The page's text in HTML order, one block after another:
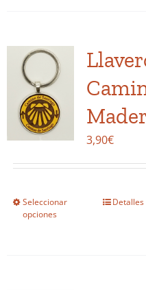
Las
se
pueden
elegir
la
de
3,90€
Seleccionar
opciones
EsteDetalles